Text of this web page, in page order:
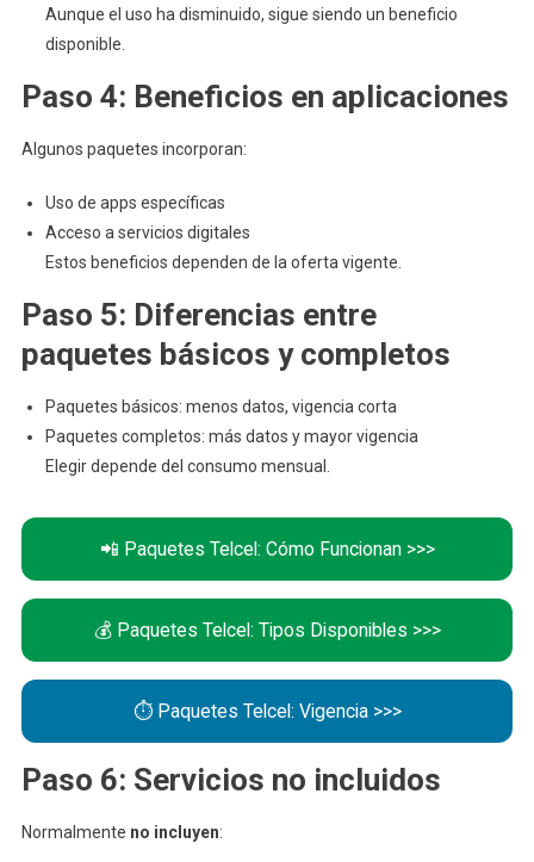
Aunque el uso ha disminuido, sigue siendo un beneficio
disponible.
Paso 4: Beneficios en aplicaciones
Algunos paquetes incorporan:
Uso de apps específicas
Acceso a servicios digitales
Estos beneficios dependen de la oferta vigente.
Paso 5: Diferencias entre
paquetes básicos y completos
Paquetes básicos: menos datos, vigencia corta
Paquetes completos: más datos y mayor vigencia
Elegir depende del consumo mensual.
📲 Paquetes Telcel: Cómo Funcionan >>>
💰 Paquetes Telcel: Tipos Disponibles >>>
⏱️ Paquetes Telcel: Vigencia >>>
Paso 6: Servicios no incluidos
Normalmente no incluyen: